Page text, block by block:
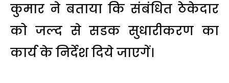
कुमार ने बताया कि संबंधित ठेकेदार
को जल्द से सडक सुधारीकरण का
कार्य के निर्देश दिये जाएगें।